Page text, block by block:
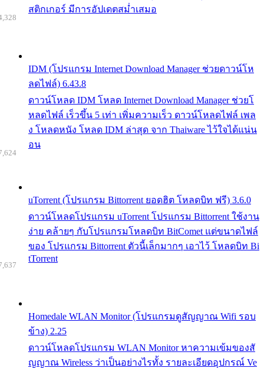
สติกเกอร์ มีการอัปเดตสม่ำเสมอ
IDM (โปรแกรม Internet Download Manager ช่วยดาวน์โห
ลดไฟล์) 6.43.8
ดาวน์โหลด IDM โหลด Internet Download Manager ช่วยโ
หลดไฟล์ เร็วขึ้น 5 เท่า เพิ่มความเร็ว ดาวน์โหลดไฟล์ เพล
ง โหลดหนัง โหลด IDM ล่าสุด จาก Thaiware ไว้ใจได้แน่น
อน
uTorrent (โปรแกรม Bittorrent ยอดฮิต โหลดบิท ฟรี) 3.6.0
ดาวน์โหลดโปรแกรม uTorrent โปรแกรม Bittorrent ใช้งาน
ง่าย คล้ายๆ กับโปรแกรมโหลดบิท BitComet แต่ขนาดไฟล์
ของ โปรแกรม Bittorrent ตัวนี้เล็กมากๆ เอาไว้ โหลดบิท Bi
tTorrent
Homedale WLAN Monitor (โปรแกรมดูสัญญาณ Wifi รอบ
ข้าง) 2.25
ดาวน์โหลดโปรแกรม WLAN Monitor หาความเข้มของสั
ญญาณ Wireless ว่าเป็นอย่างไรทั้ง รายละเอียดอุปกรณ์ Ve